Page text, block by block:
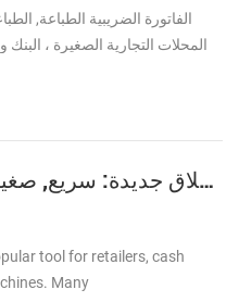
الفاتورة الضريبية الطباعة,
المحلات التجارية الصغيرة ،
إطلاق جديدة: سريع, صغيرة, موثوق كشك الطابعات KP-220
tool for retailers, cash
Many